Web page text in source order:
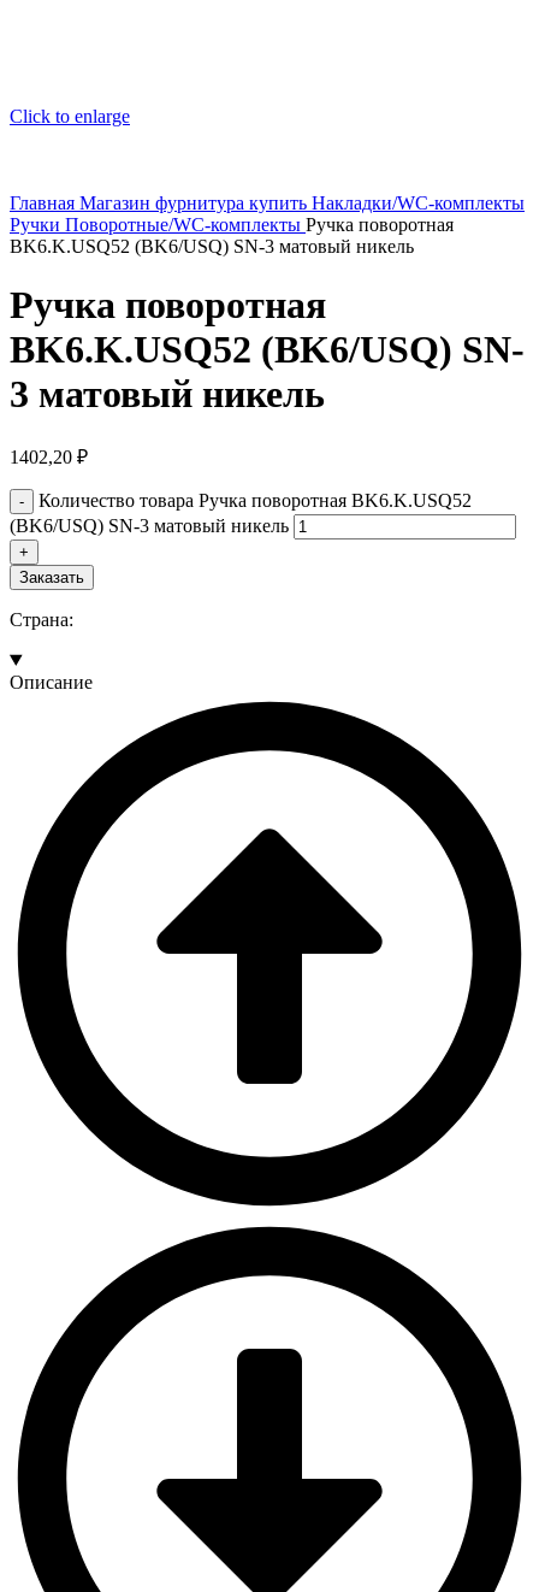
Click to enlarge
Главная Магазин фурнитура купить Накладки/WC-комплекты
Ручки Поворотные/WC-комплекты Ручка поворотная
BK6.K.USQ52 (BK6/USQ) SN-3 матовый никель
Ручка поворотная
BK6.K.USQ52 (BK6/USQ) SN-
3 матовый никель
1402,20 ₽
Количество товара Ручка поворотная BK6.K.USQ52
(BK6/USQ) SN-3 матовый никель
Заказать
Страна:
Описание